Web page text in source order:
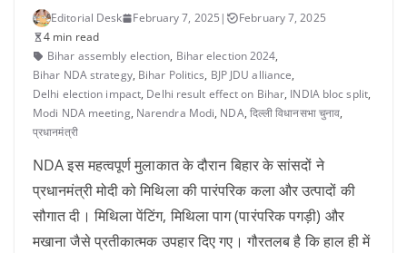
Editorial Desk February 7, 2025 |
February 7, 2025
4 min read
Bihar assembly election, Bihar election 2024,
Bihar NDA strategy, Bihar Politics, BJP JDU alliance,
Delhi election impact, Delhi result effect on Bihar, INDIA bloc split,
Modi NDA meeting, Narendra Modi, NDA, द‍िल्‍ली व‍िधानसभा चुनाव,
प्रधानमंत्री
NDA इस महत्वपूर्ण मुलाकात के दौरान बिहार के सांसदों ने
प्रधानमंत्री मोदी को मिथिला की पारंपरिक कला और उत्पादों की
सौगात दी। मिथिला पेंटिंग, मिथिला पाग (पारंपरिक पगड़ी) और
मखाना जैसे प्रतीकात्मक उपहार दिए गए। गौरतलब है कि हाल ही में